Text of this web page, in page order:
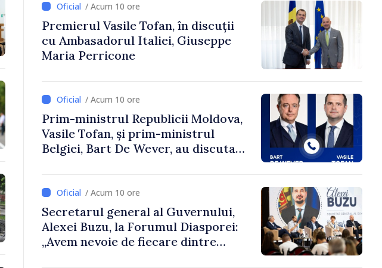
/ Acum 10 ore
Premierul Vasile Tofan, în discuții
cu Ambasadorul Italiei, Giuseppe
Maria Perricone
/ Acum 10 ore
Prim-ministrul Republicii Moldova,
Vasile Tofan, și prim-ministrul
Belgiei, Bart De Wever, au discutat
/ Acum 10 ore
Secretarul general al Guvernului,
Alexei Buzu, la Forumul Diasporei:
„Avem nevoie de fiecare dintre